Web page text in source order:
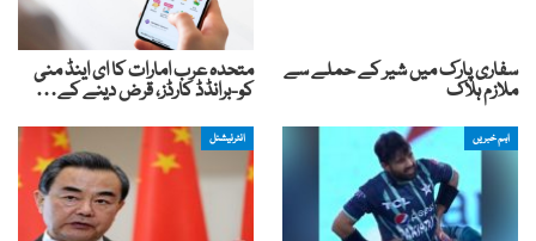
سفاری پارک میں شیر کے حملے سے
ملازم ہلاک
متحدہ عرب امارات کا ای اینڈ منی
کو-برانڈڈ کارڈز، قرض دینے کے…
اہم خبریں انٹرنیشنل